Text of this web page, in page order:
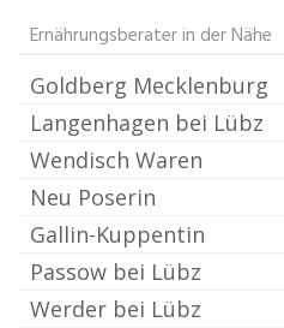
Ernährungsberater in der Nähe
Goldberg Mecklenburg
Langenhagen bei Lübz
Wendisch Waren
Neu Poserin
Gallin-Kuppentin
Passow bei Lübz
Werder bei Lübz